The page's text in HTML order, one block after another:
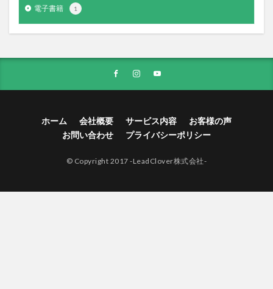
電子書籍 1
ホーム 会社概要 サービス内容
お客様の声
お問い合わせ
プライバシーポリシー
© Copyright 2017 -LeadClover株式会社-